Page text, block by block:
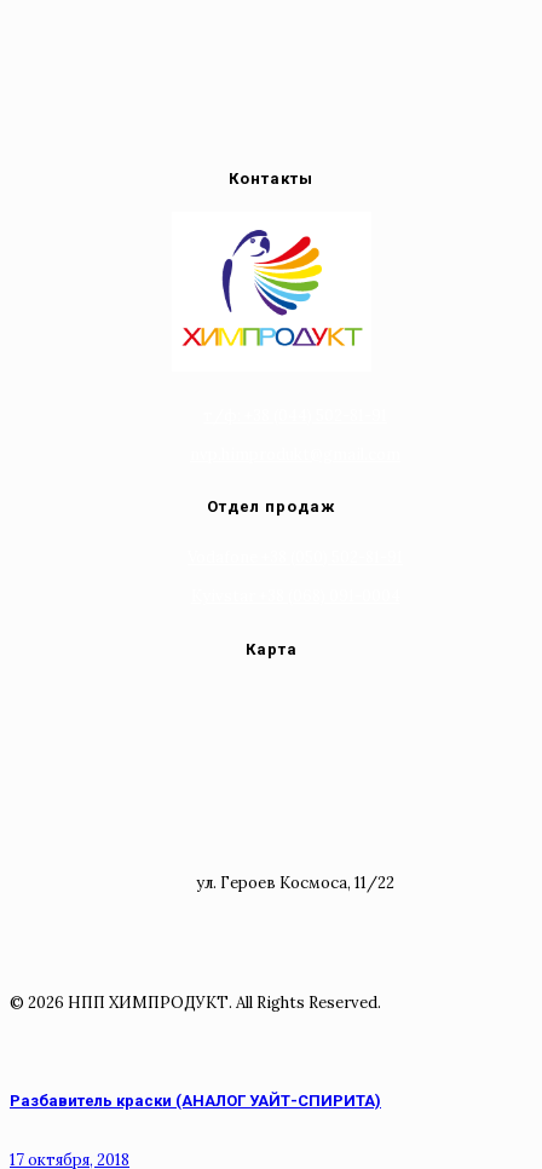
Контакты
Отдел продаж
Карта
ул. Героев Космоса, 11/22
© 2026 НПП ХИМПРОДУКТ. All Rights Reserved.
Разбавитель краски (АНАЛОГ УАЙТ-СПИРИТА)
17 октября, 2018